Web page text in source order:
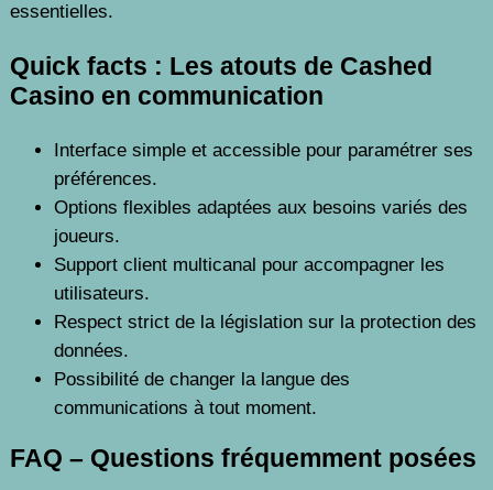
essentielles.
Quick facts : Les atouts de Cashed
Casino en communication
Interface simple et accessible pour paramétrer ses
préférences.
Options flexibles adaptées aux besoins variés des
joueurs.
Support client multicanal pour accompagner les
utilisateurs.
Respect strict de la législation sur la protection des
données.
Possibilité de changer la langue des
communications à tout moment.
FAQ – Questions fréquemment posées